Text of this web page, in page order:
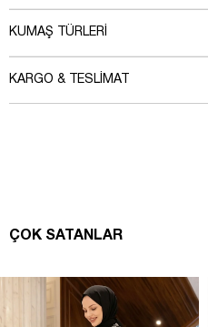
KUMAŞ TÜRLERI
KARGO & TESLIMAT
ÇOK SATANLAR